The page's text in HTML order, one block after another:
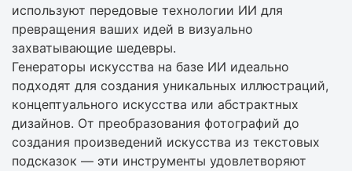
используют передовые технологии ИИ для
превращения ваших идей в визуально
захватывающие шедевры.
Генераторы искусства на базе ИИ идеально
подходят для создания уникальных иллюстраций,
концептуального искусства или абстрактных
дизайнов. От преобразования фотографий до
создания произведений искусства из текстовых
подсказок — эти инструменты удовлетворяют